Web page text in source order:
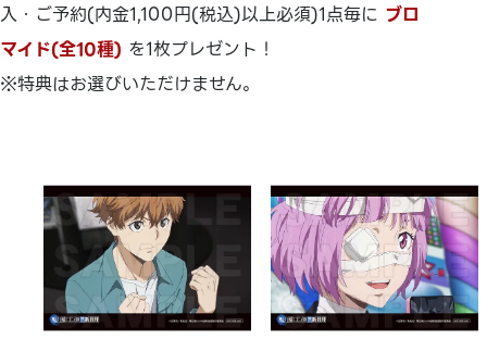
入・ご予約(内金1,100円(税込)以上必須)1点毎に ブロ
マイド(全10種) を1枚プレゼント！
※特典はお選びいただけません。